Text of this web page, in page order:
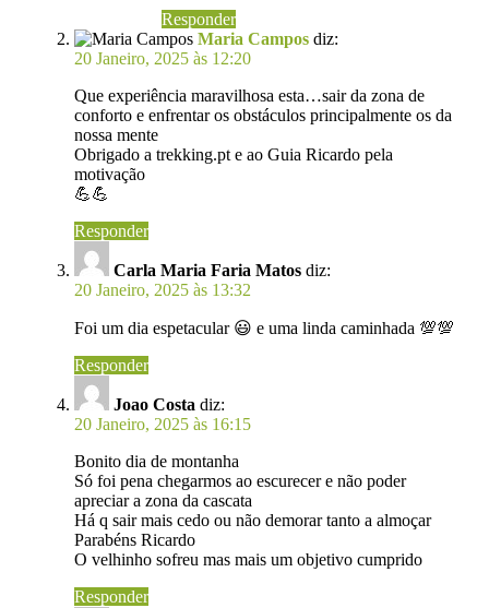
Responder
Maria Campos diz:
20 Janeiro, 2025 às 12:20
Que experiência maravilhosa esta…sair da zona de
conforto e enfrentar os obstáculos principalmente os da
nossa mente
Obrigado a trekking.pt e ao Guia Ricardo pela
motivação
💪💪
Responder
Carla Maria Faria Matos diz:
20 Janeiro, 2025 às 13:32
Foi um dia espetacular 😃 e uma linda caminhada 💯💯
Responder
Joao Costa diz:
20 Janeiro, 2025 às 16:15
Bonito dia de montanha
Só foi pena chegarmos ao escurecer e não poder
apreciar a zona da cascata
Há q sair mais cedo ou não demorar tanto a almoçar
Parabéns Ricardo
O velhinho sofreu mas mais um objetivo cumprido
Responder